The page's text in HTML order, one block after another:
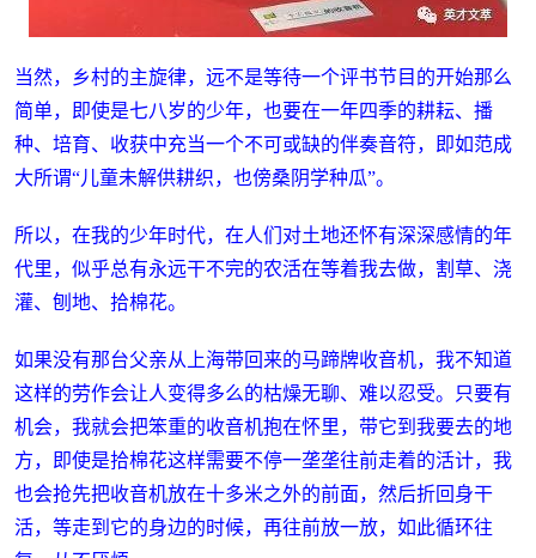
当然，乡村的主旋律，远不是等待一个评书节目的开始那么
简单，即使是七八岁的少年，也要在一年四季的耕耘、播
种、培育、收获中充当一个不可或缺的伴奏音符，即如范成
大所谓“儿童未解供耕织，也傍桑阴学种瓜”。
所以，在我的少年时代，在人们对土地还怀有深深感情的年
代里，似乎总有永远干不完的农活在等着我去做，割草、浇
灌、刨地、拾棉花。
如果没有那台父亲从上海带回来的马蹄牌收音机，我不知道
这样的劳作会让人变得多么的枯燥无聊、难以忍受。只要有
机会，我就会把笨重的收音机抱在怀里，带它到我要去的地
方，即使是拾棉花这样需要不停一垄垄往前走着的活计，我
也会抢先把收音机放在十多米之外的前面，然后折回身干
活，等走到它的身边的时候，再往前放一放，如此循环往